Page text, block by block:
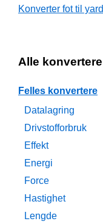
Konverter fot til yard
Alle konvertere
Felles konvertere
Datalagring
Drivstofforbruk
Effekt
Energi
Force
Hastighet
Lengde